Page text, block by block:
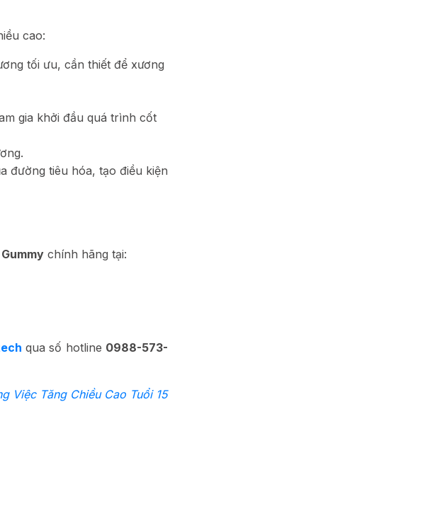
cao:
tối ưu, cần thiết để xương
gia khởi đầu quá trình cốt
đường tiêu hóa, tạo điều kiện
chính hãng tại:
qua số hotline 0988-573-
Việc Tăng Chiều Cao Tuổi 15